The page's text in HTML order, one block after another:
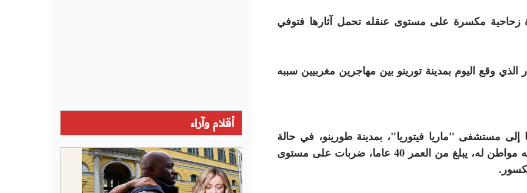
مكسرة على مستوى عنقله تحمل آثارها فتوفي
وقع اليوم بمدينة تورينو بين مهاجرين مغربيين سببه
مستشفى "ماريا فيتوريا"، بمدينة طورينو، في حالة
خطيرة بين الحياة والموت لإسعافه بعد أن وجه له مواطن له، يبلغ من العمر 40 عاما، ضربات على مستوى
أقلام وآراء